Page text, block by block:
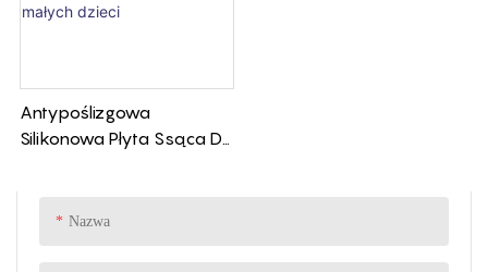
Nazwa
Antypoślizgowa
Silikonowa Płyta Ssąca Do
Dzieci